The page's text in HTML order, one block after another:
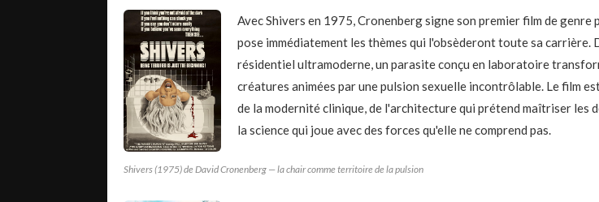
Avec Shivers en 1975, Cronenberg signe son premier film de genre
pose immédiatement les thèmes qui l'obsèderont toute sa carrière.
résidentiel ultramoderne, un parasite conçu en laboratoire
créatures animées par une pulsion sexuelle incontrôlable. Le film
de la modernité clinique, de l'architecture qui prétend maîtriser les
la science qui joue avec des forces qu'elle ne comprend pas.
Shivers (1975) de David Cronenberg — la chair comme territoire de la pulsion